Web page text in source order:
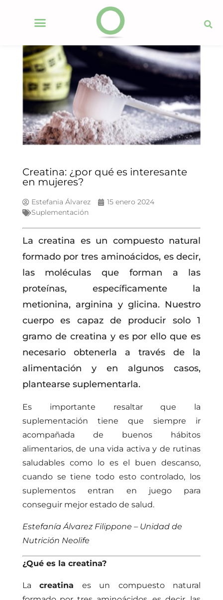
Creatina: ¿por qué es interesante
en mujeres?
Estefania Álvarez
15 enero 2024
Suplementación
La creatina es un compuesto natural
formado por tres aminoácidos, es decir,
las moléculas que forman a las
proteínas, específicamente la
metionina, arginina y glicina. Nuestro
cuerpo es capaz de producir solo 1
gramo de creatina y es por ello que es
necesario obtenerla a través de la
alimentación y en algunos casos,
plantearse suplementarla.
Es importante resaltar que la
suplementación tiene que siempre ir
acompañada de buenos hábitos
alimentarios, de una vida activa y de rutinas
saludables como lo es el buen descanso,
cuando se tiene todo esto controlado, los
suplementos entran en juego para
conseguir mejor estado de salud.
Estefanía Álvarez Filippone – Unidad de
Nutrición Neolife
¿Qué es la creatina?
Lacreatina es un compuesto natural